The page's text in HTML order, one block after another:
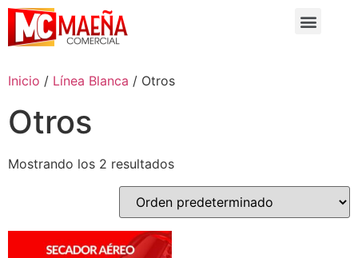
Inicio / Línea Blanca / Otros
Otros
Mostrando los 2 resultados